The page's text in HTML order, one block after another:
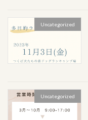
Uncategorized
Uncategorized